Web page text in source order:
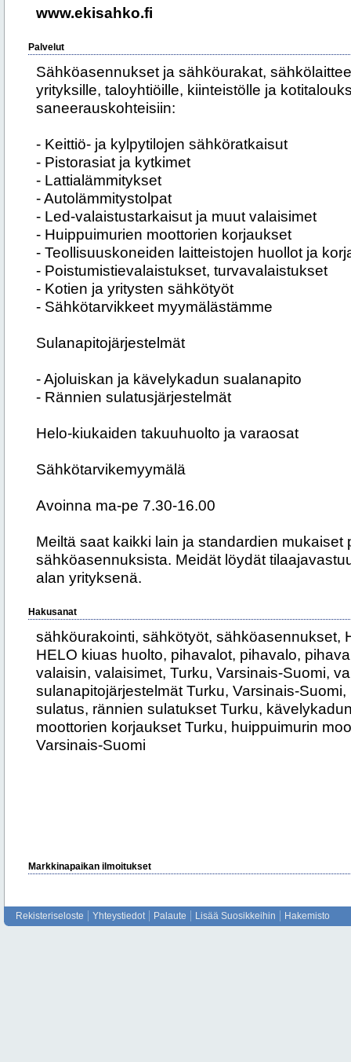
www.ekisahko.fi
Palvelut
Sähköasennukset ja sähköurakat,
yrityksille, taloyhtiöille, kiinteistölle ja
saneerauskohteisiin:
- Keittiö- ja kylpytilojen sähköratkaisut
- Pistorasiat ja kytkimet
- Lattialämmitykset
- Autolämmitystolpat
- Led-valaistustarkaisut ja muut valaisimet
- Huippuimurien moottorien korjaukset
- Teollisuuskoneiden laitteistojen huollot ja
- Poistumistievalaistukset, turvavalaistukset
- Kotien ja yritysten sähkötyöt
- Sähkötarvikkeet myymälästämme
Sulanapitojärjestelmät
- Ajoluiskan ja kävelykadun sualanapito
- Rännien sulatusjärjestelmät
Helo-kiukaiden takuuhuolto ja varaosat
Sähkötarvikemyymälä
Avoinna ma-pe 7.30-16.00
Meiltä saat kaikki lain ja standardien mukaiset
sähköasennuksista. Meidät löydät
alan yrityksenä.
Hakusanat
sähköurakointi, sähkötyöt, sähköasennukset,
HELO kiuas huolto, pihavalot, pihavalo,
valaisin, valaisimet, Turku, Varsinais-Suomi,
sulanapitojärjestelmät Turku, Varsinais-
sulatus, rännien sulatukset Turku,
moottorien korjaukset Turku, huippuimurin
Varsinais-Suomi
Markkinapaikan ilmoitukset
Rekisteriseloste Yhteystiedot Palaute Lisää Suosikkeihin Hakemisto